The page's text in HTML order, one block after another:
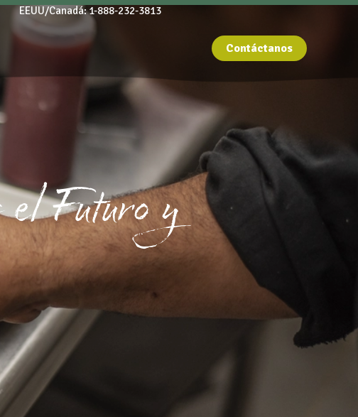
EEUU/Canadá: 1-888-232-3813
Contáctanos
Futuro y